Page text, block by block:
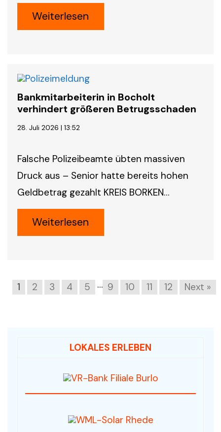
Weiterlesen
Bankmitarbeiterin in Bocholt
verhindert größeren Betrugsschaden
28. Juli 2026 | 13:52
Falsche Polizeibeamte übten massiven
Druck aus – Senior hatte bereits hohen
Geldbetrag gezahlt KREIS BORKEN…
Weiterlesen
1 2 3 4 5 … 9 10 11 12 Next »
LOKALES ERLEBEN